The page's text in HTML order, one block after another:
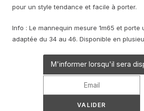
pour un style tendance et facile à porter.
Info : Le mannequin mesure 1m65 et porte
adaptée du 34 au 46. Disponible en
M'informer lorsqu'il sera